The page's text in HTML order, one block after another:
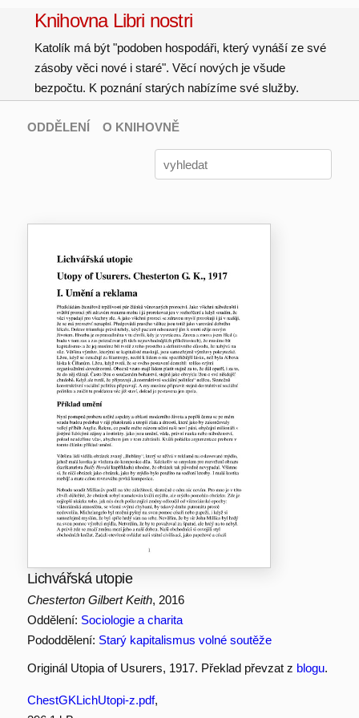
Knihovna Libri nostri
Katolík má být "podoben hospodáři, který vynáší ze své
zásoby věci nové i staré". Věcí nových je všude
bezpočtu. K poznání starých nabízíme své služby.
ODDĚLENÍ O KNIHOVNĚ
Lichvářská utopie
Chesterton Gilbert Keith, 2016
Oddělení: Sociologie a charita
Pododdělení: Starý kapitalismus volné soutěže
Originál Utopia of Usurers, 1917. Překlad převzat z blogu.
ChestGKLichUtopi-z.pdf,